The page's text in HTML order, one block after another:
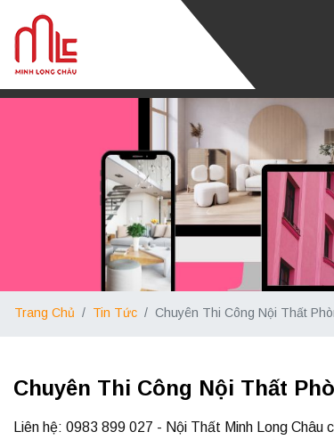
Trang Chủ Tin Tức Chuyên Thi Công Nội Thất
Chuyên Thi Công Nội Thất
Liên hệ: 0983 899 027 - Nội Thất Minh Long